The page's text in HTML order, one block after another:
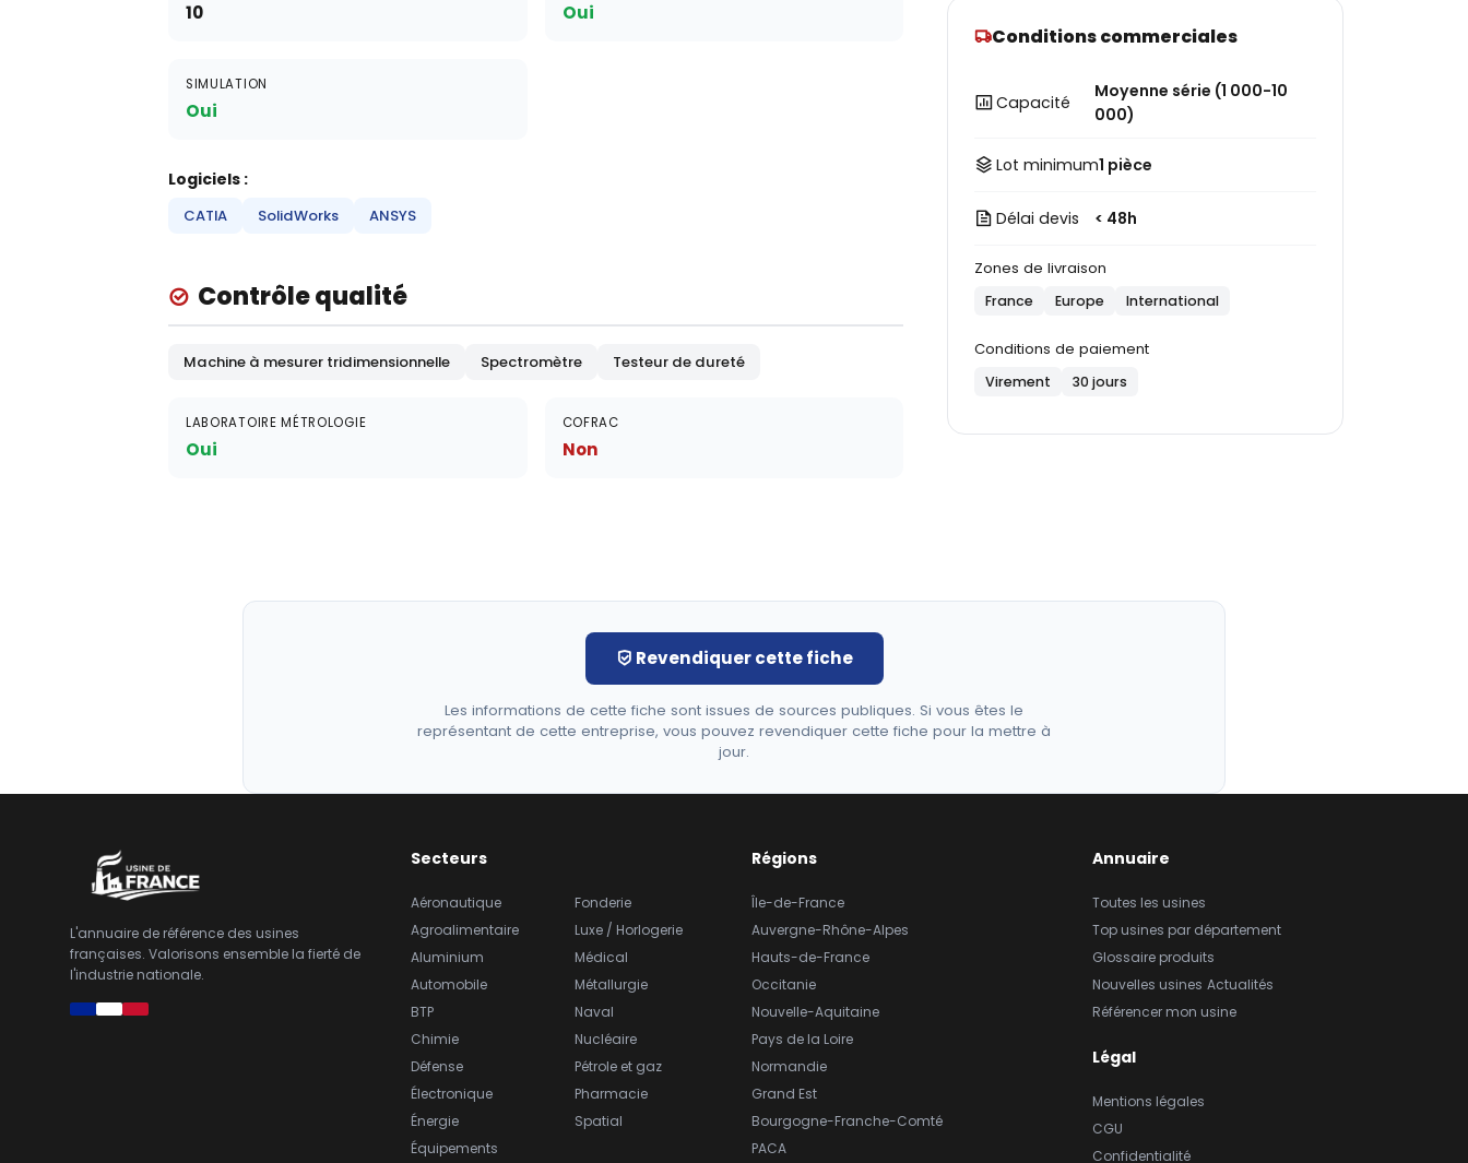
10 Oui
SIMULATION
Oui
Logiciels :
CATIA SolidWorks ANSYS
Contrôle qualité
Machine à mesurer tridimensionnelle Spectromètre Testeur de dureté
LABORATOIRE MÉTROLOGIE
Oui
COFRAC
Non
Conditions commerciales
Capacité
Moyenne série (1 000-10
000)
Lot minimum1 pièce
Délai devis < 48h
Zones de livraison
France Europe International
Conditions de paiement
Virement 30 jours
Revendiquer cette fiche
Les informations de cette fiche sont issues de sources publiques. Si vous êtes le
représentant de cette entreprise, vous pouvez revendiquer cette fiche pour la mettre à
jour.
L'annuaire de référence des usines
françaises. Valorisons ensemble la fierté de
l'industrie nationale.
Secteurs
Aéronautique
Agroalimentaire
Aluminium
Automobile
BTP
Chimie
Défense
Électronique
Énergie
Équipements
Fonderie
Luxe / Horlogerie
Médical
Métallurgie
Naval
Nucléaire
Pétrole et gaz
Pharmacie
Spatial
Régions
Île-de-France
Auvergne-Rhône-Alpes
Hauts-de-France
Occitanie
Nouvelle-Aquitaine
Pays de la Loire
Normandie
Grand Est
Bourgogne-Franche-Comté
PACA
Annuaire
Toutes les usines
Top usines par département
Glossaire produits
Nouvelles usines Actualités
Référencer mon usine
Légal
Mentions légales
CGU
Confidentialité